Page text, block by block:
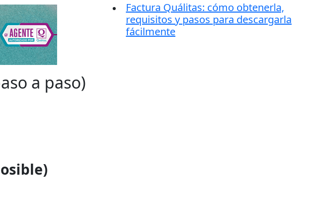
a paso)
Factura Quálitas: cómo obtenerla,
requisitos y pasos para descargarla
fácilmente